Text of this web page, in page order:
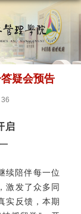
疑会预告
36
启
续陪伴每一位
激发了众多同
实反馈，本期